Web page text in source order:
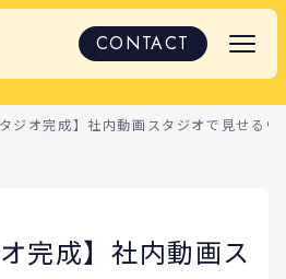
CONTACT
タジオ完成】社内動画スタジオで見せる
完成】社内動画ス